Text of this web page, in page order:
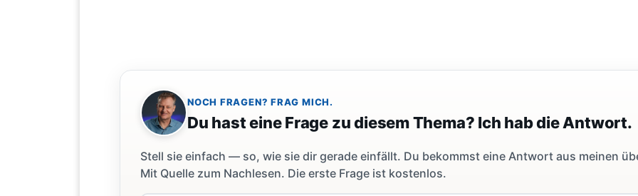
NOCH FRAGEN? FRAG MICH.
Du hast eine Frage zu diesem Thema? Ich hab die Antwort.
Stell sie einfach — so, wie sie dir gerade einfällt. Du bekommst eine Antwort aus meinen
Mit Quelle zum Nachlesen. Die erste Frage ist kostenlos.